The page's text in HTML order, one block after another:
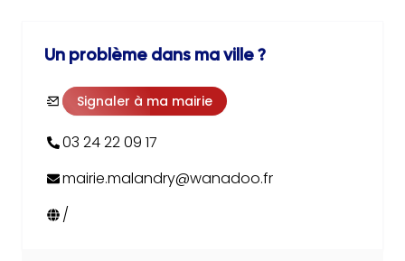
Un problème dans ma ville ?
Signaler à ma mairie
03 24 22 09 17
mairie.malandry@wanadoo.fr
/